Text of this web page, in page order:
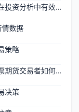
固定资产周转率怎么计算？如何在投资分析中有效运用？
情数据
策略
卖盘明显高于买盘代表什么？股票期货交易者如何应对
决策